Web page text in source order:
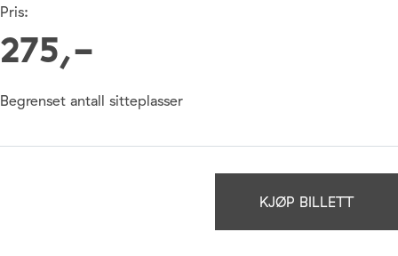
Pris:
275,-
Begrenset antall sitteplasser
KJØP BILLETT